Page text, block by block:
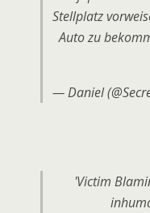
Stellplatz
Auto zu
— Daniel
'Victim